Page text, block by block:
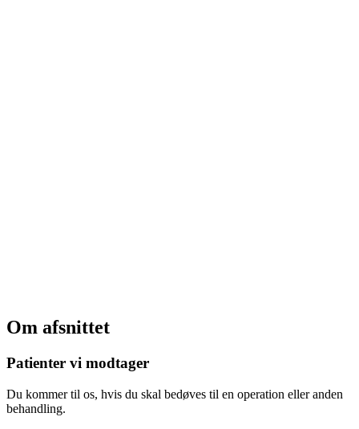
Om afsnittet
Patienter vi modtager
Du kommer til os, hvis du skal bedøves til en operation eller anden
behandling.